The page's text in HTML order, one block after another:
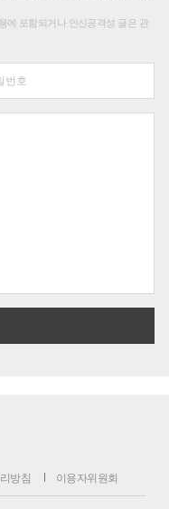
에 포함되거나 인신공격성 글은 관
방침 이용자위원회